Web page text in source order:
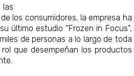
las
los consumidores, la empresa ha
último estudio “Frozen in Focus”,
de personas a lo largo de toda
que desempeñan los productos